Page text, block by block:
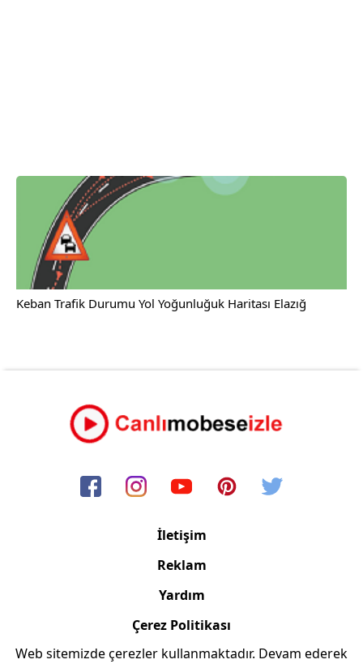
Keban Trafik Durumu Yol Yoğunluğuk Haritası Elazığ
İletişim
Reklam
Yardım
Çerez Politikası
Web sitemizde çerezler kullanmaktadır. Devam ederek